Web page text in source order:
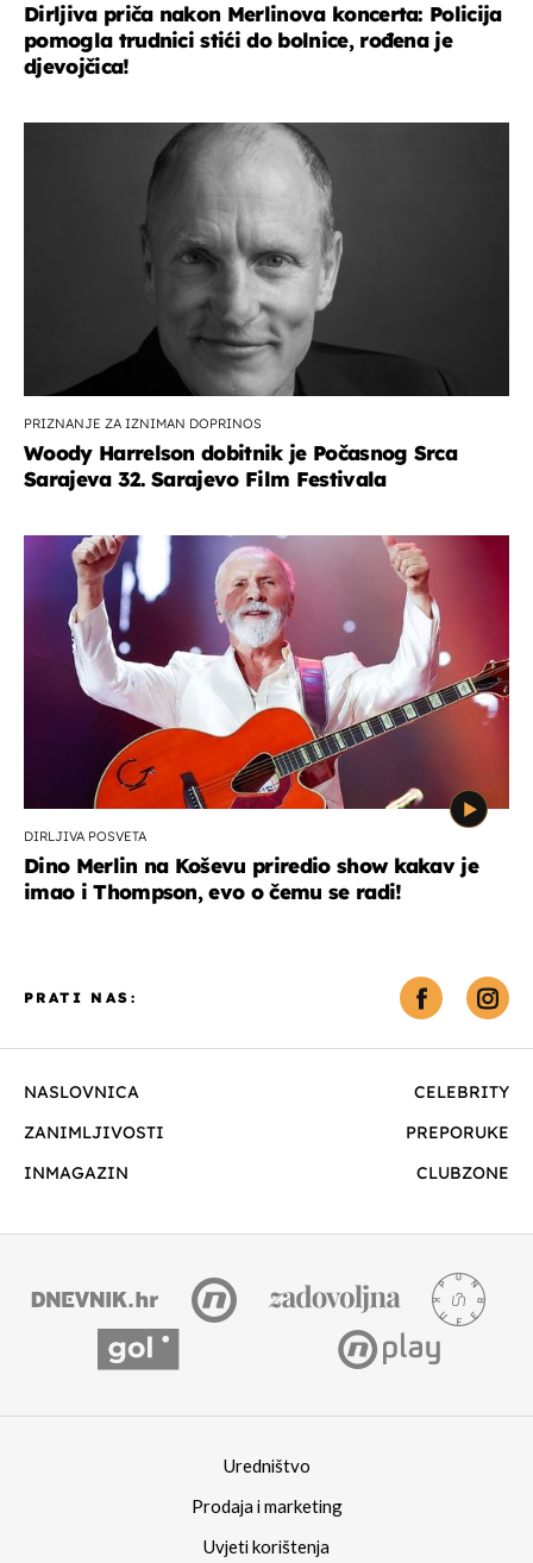
Dirljiva priča nakon Merlinova koncerta: Policija
pomogla trudnici stići do bolnice, rođena je
djevojčica!
PRIZNANJE ZA IZNIMAN DOPRINOS
Woody Harrelson dobitnik je Počasnog Srca
Sarajeva 32. Sarajevo Film Festivala
DIRLJIVA POSVETA
Dino Merlin na Koševu priredio show kakav je
imao i Thompson, evo o čemu se radi!
NASLOVNICA
CELEBRITY
ZANIMLJIVOSTI
PREPORUKE
INMAGAZIN
CLUBZONE
PRATI NAS:
Uredništvo
Prodaja i marketing
Uvjeti korištenja